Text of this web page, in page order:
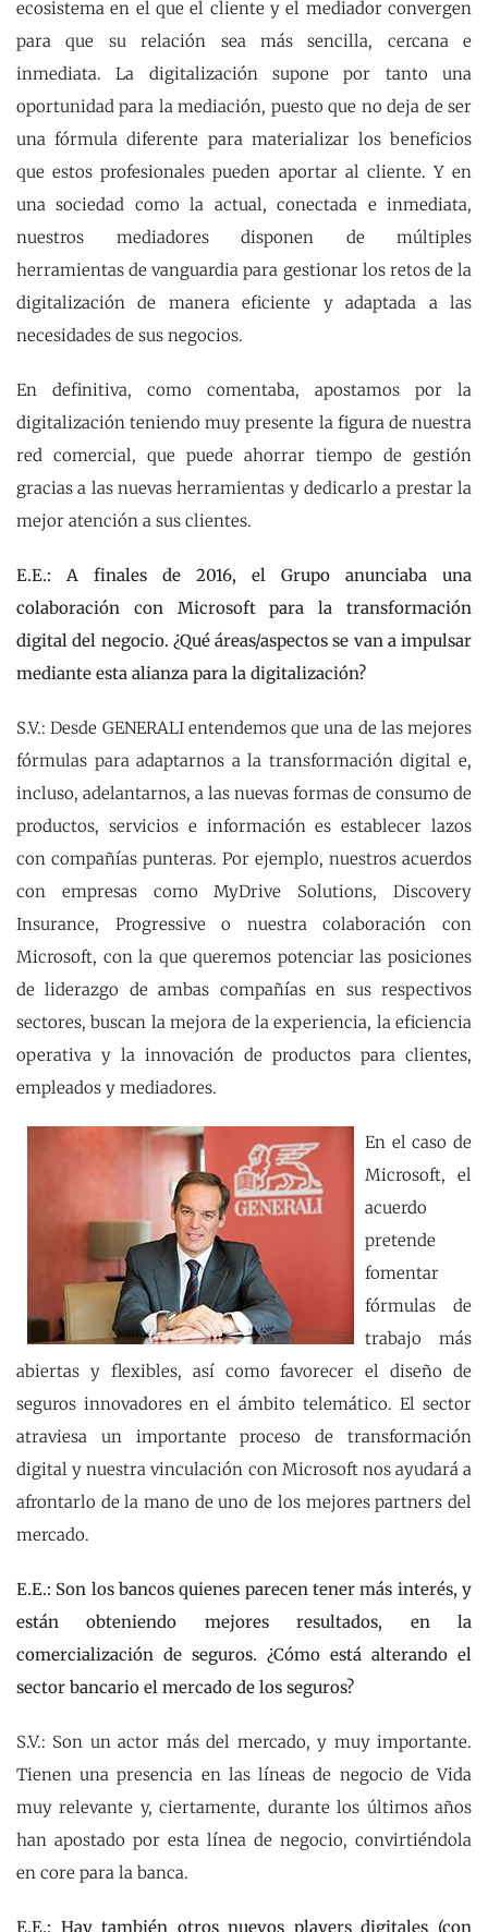
ecosistema en el que el cliente y el mediador convergen
para que su relación sea más sencilla, cercana e
inmediata. La digitalización supone por tanto una
oportunidad para la mediación, puesto que no deja de ser
una fórmula diferente para materializar los beneficios
que estos profesionales pueden aportar al cliente. Y en
una sociedad como la actual, conectada e inmediata,
nuestros mediadores disponen de múltiples
herramientas de vanguardia para gestionar los retos de la
digitalización de manera eficiente y adaptada a las
necesidades de sus negocios.
En definitiva, como comentaba, apostamos por la
digitalización teniendo muy presente la figura de nuestra
red comercial, que puede ahorrar tiempo de gestión
gracias a las nuevas herramientas y dedicarlo a prestar la
mejor atención a sus clientes.
E.E.: A finales de 2016, el Grupo anunciaba una
colaboración con Microsoft para la transformación
digital del negocio. ¿Qué áreas/aspectos se van a impulsar
mediante esta alianza para la digitalización?
S.V.: Desde GENERALI entendemos que una de las mejores
fórmulas para adaptarnos a la transformación digital e,
incluso, adelantarnos, a las nuevas formas de consumo de
productos, servicios e información es establecer lazos
con compañías punteras. Por ejemplo, nuestros acuerdos
con empresas como MyDrive Solutions, Discovery
Insurance, Progressive o nuestra colaboración con
Microsoft, con la que queremos potenciar las posiciones
de liderazgo de ambas compañías en sus respectivos
sectores, buscan la mejora de la experiencia, la eficiencia
operativa y la innovación de productos para clientes,
empleados y mediadores.
En el caso de
Microsoft, el
acuerdo
pretende
fomentar
fórmulas de
trabajo más
abiertas y flexibles, así como favorecer el diseño de
seguros innovadores en el ámbito telemático. El sector
atraviesa un importante proceso de transformación
digital y nuestra vinculación con Microsoft nos ayudará a
afrontarlo de la mano de uno de los mejores partners del
mercado.
E.E.: Son los bancos quienes parecen tener más interés, y
están obteniendo mejores resultados, en la
comercialización de seguros. ¿Cómo está alterando el
sector bancario el mercado de los seguros?
S.V.: Son un actor más del mercado, y muy importante.
Tienen una presencia en las líneas de negocio de Vida
muy relevante y, ciertamente, durante los últimos años
han apostado por esta línea de negocio, convirtiéndola
en core para la banca.
E.E.: Hay también otros nuevos players digitales (con